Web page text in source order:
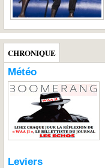
CHRONIQUE
Météo
Leviers